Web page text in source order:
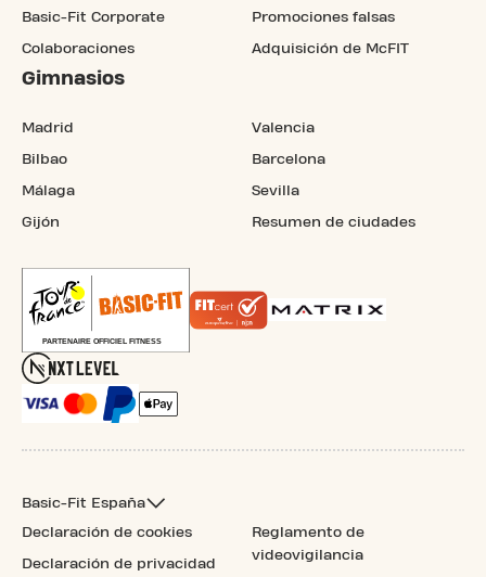
Basic-Fit Corporate
Colaboraciones
Promociones falsas
Adquisición de McFIT
Gimnasios
Madrid
Bilbao
Málaga
Gijón
Valencia
Barcelona
Sevilla
Resumen de ciudades
Basic-Fit España
Declaración de cookies
Declaración de privacidad
Reglamento de
videovigilancia